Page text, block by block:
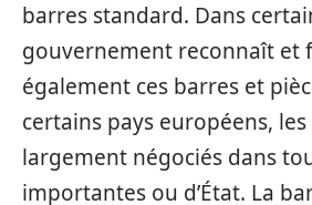
barres standard. Dans
gouvernement reconnaît et
également ces barres et
certains pays européens,
largement négociés dans
importantes ou d’État. La